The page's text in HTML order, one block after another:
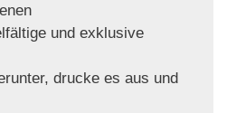
und exklusive
drucke es aus und